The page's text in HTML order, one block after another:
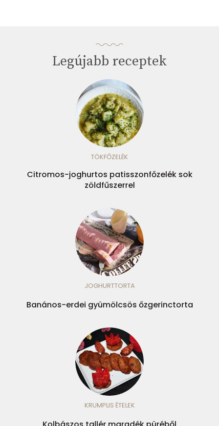
Legújabb receptek
TÖKFŐZELÉK
Citromos-joghurtos patisszonfőzelék sok
zöldfűszerrel
JOGHURTTORTA
Banános-erdei gyümölcsös őzgerinctorta
KRUMPLIS ÉTELEK